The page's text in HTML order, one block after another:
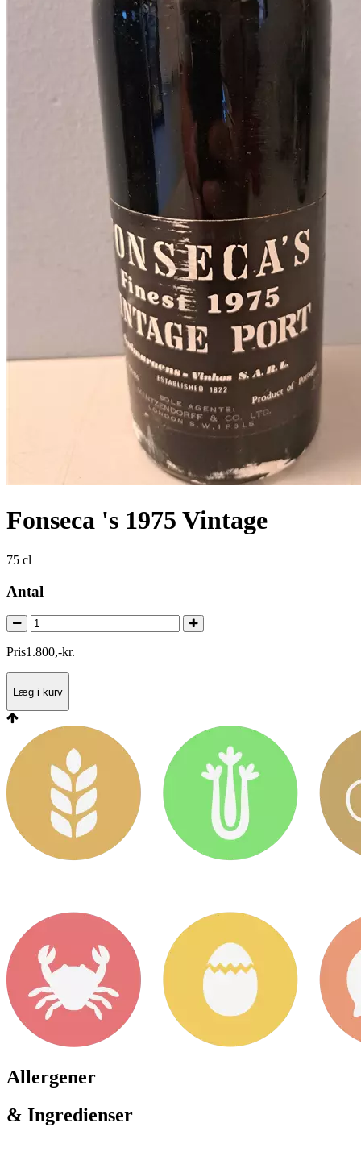
Fonseca 's 1975 Vintage
75 cl
Antal
Pris1.800,-kr.
Læg i kurv
Allergener
& Ingredienser